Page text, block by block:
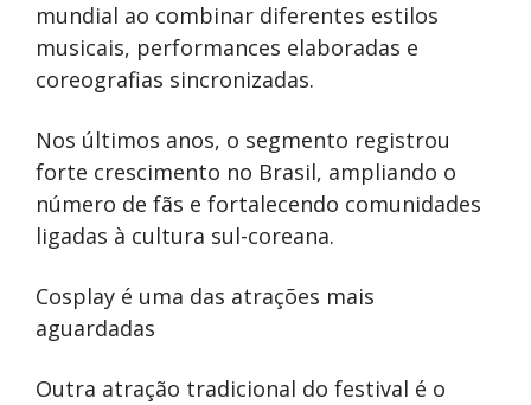
mundial ao combinar diferentes estilos
musicais, performances elaboradas e
coreografias sincronizadas.
Nos últimos anos, o segmento registrou
forte crescimento no Brasil, ampliando o
número de fãs e fortalecendo comunidades
ligadas à cultura sul-coreana.
Cosplay é uma das atrações mais
aguardadas
Outra atração tradicional do festival é o